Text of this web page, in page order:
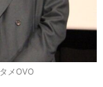
メOVO